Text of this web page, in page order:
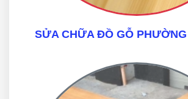
SỬA CHỮA ĐỒ GỖ